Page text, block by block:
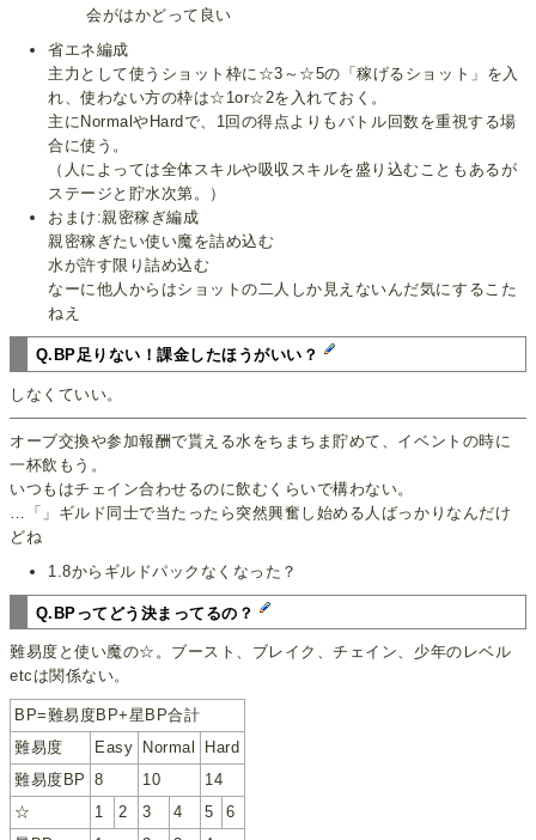
会がはかどって良い
省エネ編成
主力として使うショット枠に☆3～☆5の「稼げるショット」を入
れ、使わない方の枠は☆1or☆2を入れておく。
主にNormalやHardで、1回の得点よりもバトル回数を重視する場
合に使う。
（人によっては全体スキルや吸収スキルを盛り込むこともあるが
ステージと貯水次第。）
おまけ:親密稼ぎ編成
親密稼ぎたい使い魔を詰め込む
水が許す限り詰め込む
なーに他人からはショットの二人しか見えないんだ気にするこた
ねえ
Q.BP足りない！課金したほうがいい？
しなくていい。
オーブ交換や参加報酬で貰える水をちまちま貯めて、イベントの時に
一杯飲もう。
いつもはチェイン合わせるのに飲むくらいで構わない。
…「」ギルド同士で当たったら突然興奮し始める人ばっかりなんだけ
どね
1.8からギルドパックなくなった？
Q.BPってどう決まってるの？
難易度と使い魔の☆。ブースト、ブレイク、チェイン、少年のレベル
etcは関係ない。
BP=難易度BP+星BP合計
難易度
Easy Normal
Hard
難易度BP 8 10
14
☆
1 2 3 4 5
6